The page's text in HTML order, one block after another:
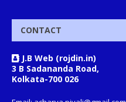
CONTACT
J.B Web (rojdin.in)
3 B Sadananda Road,
Kolkata-700 026